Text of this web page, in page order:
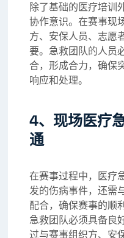
除了基础的医疗培训
协作意识。在赛事现
方、安保人员、志愿
要。急救团队的人员
合，形成合力，确保
响应和处理。
4、现场医疗
通
在赛事过程中，医疗
发的伤病事件，还需
配合，确保赛事的顺
急救团队必须具备良
过与赛事组织方、安